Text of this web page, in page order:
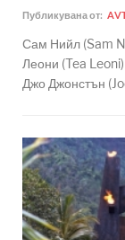
Публикувана от:
Сам Нийл (Sam
Леони (Tea
Джо Джонстън